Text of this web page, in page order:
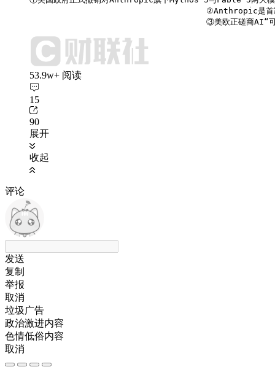
②Anthropic是首家
③美欧正磋商AI“可信
53.9w+ 阅读
15
90
展开
收起
评论
发送
复制
举报
取消
垃圾广告
政治激进内容
色情低俗内容
取消